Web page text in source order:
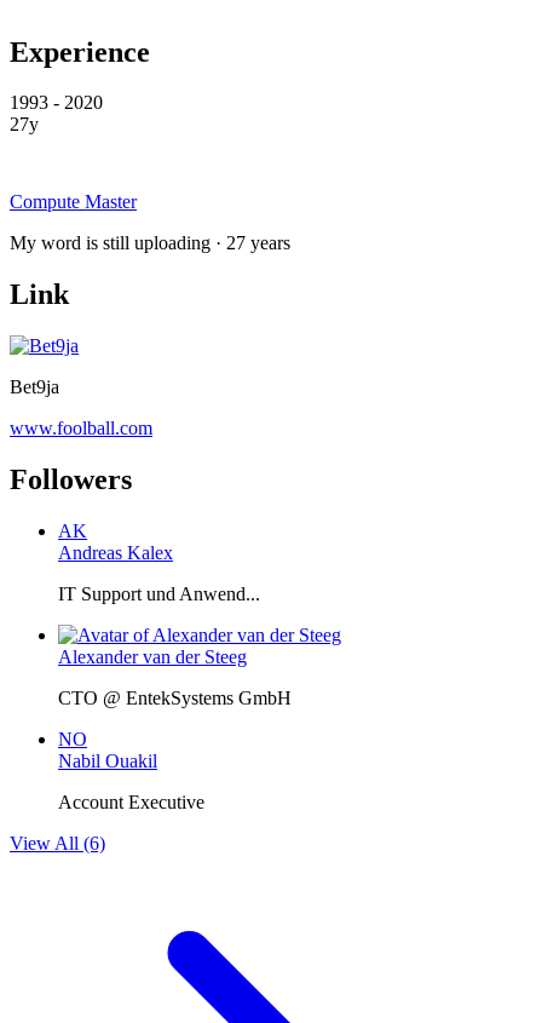
Experience
1993 - 2020
27y
Compute Master
My word is still uploading · 27 years
Link
Bet9ja
www.foolball.com
Followers
AK
Andreas Kalex
IT Support und Anwend...
Alexander van der Steeg
CTO @ EntekSystems GmbH
NO
Nabil Ouakil
Account Executive
View All (6)